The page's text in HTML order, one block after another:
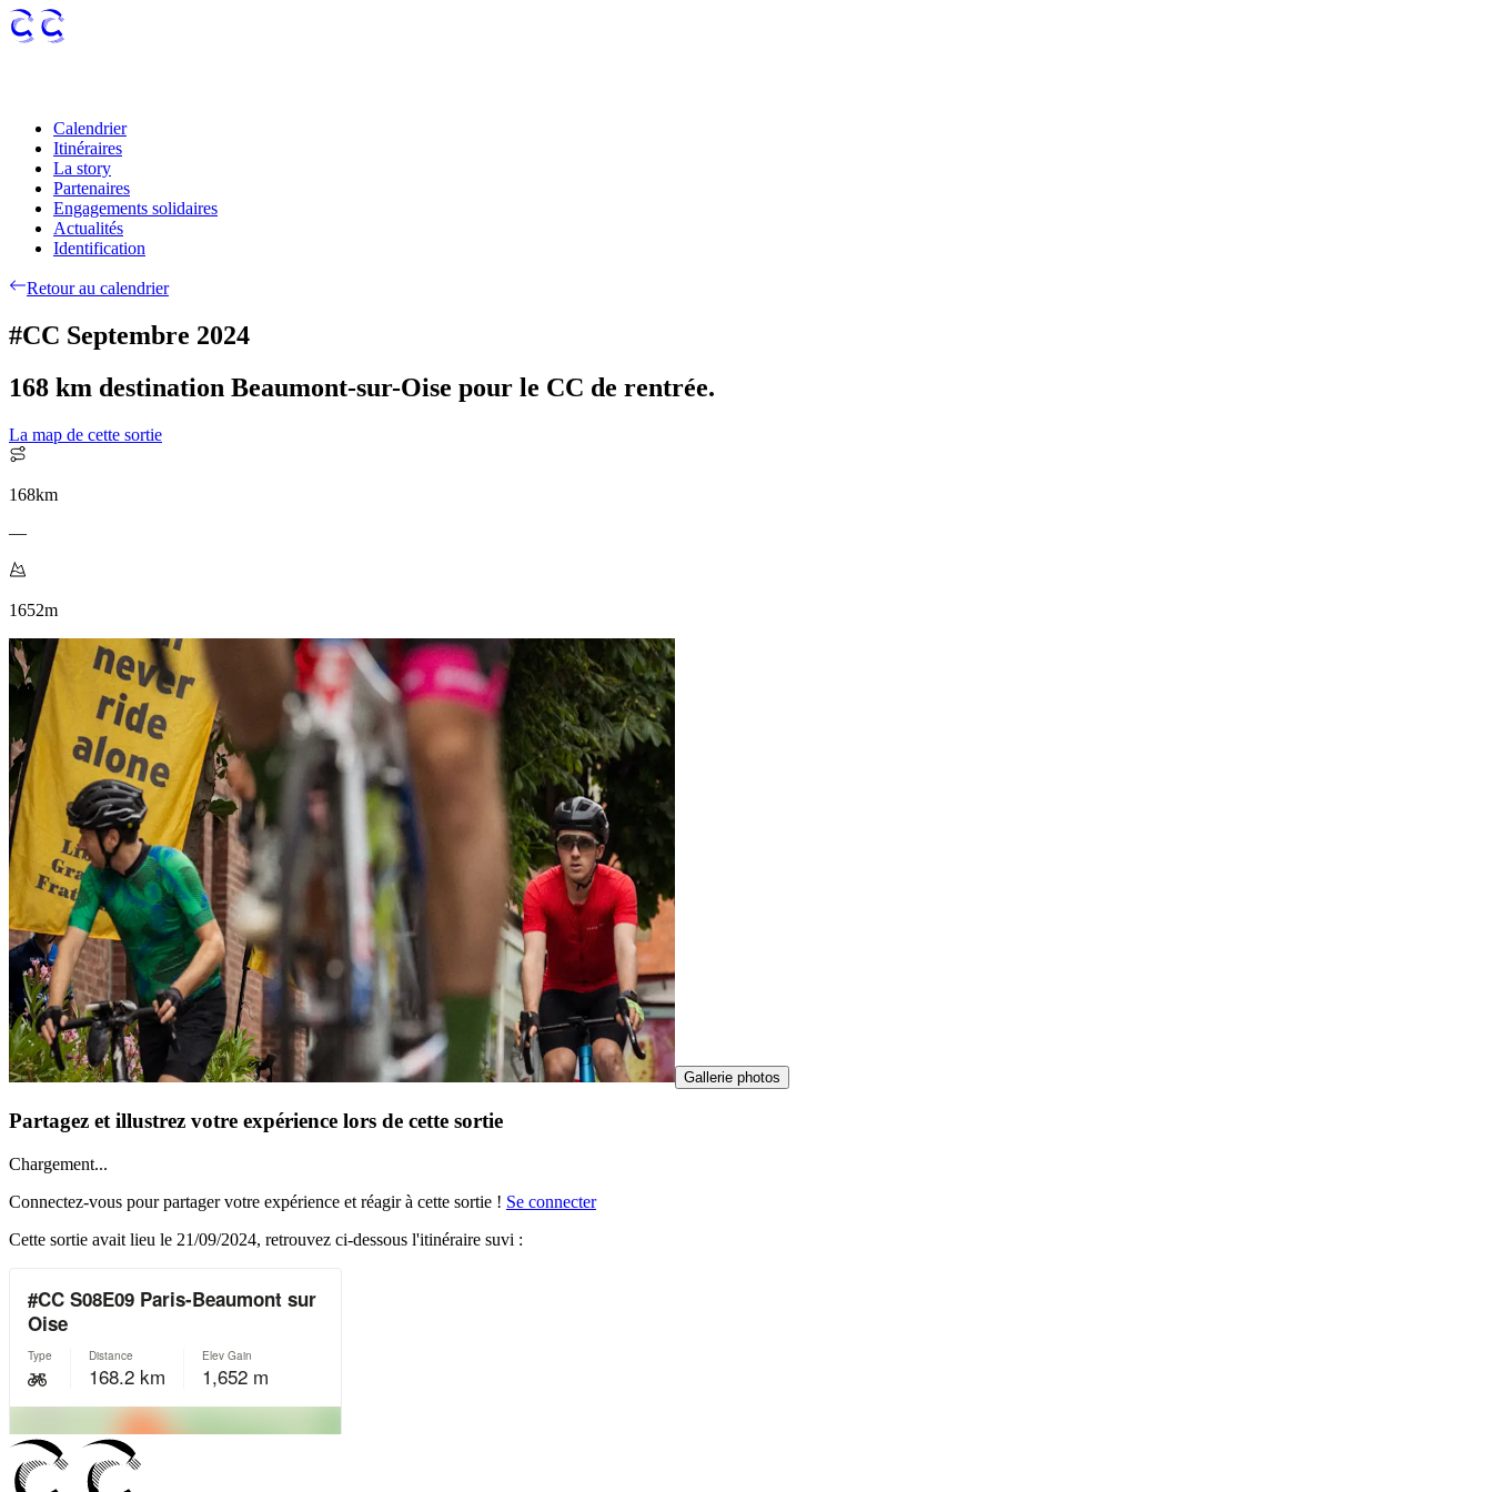
Calendrier
Itinéraires
La story
Partenaires
Engagements solidaires
Actualités
Identification
Retour au calendrier
#CC Septembre 2024
168 km destination Beaumont-sur-Oise pour le CC de rentrée.
La map de cette sortie
168km
—
1652m
Gallerie photos
Partagez et illustrez votre expérience lors de cette sortie
Chargement...
Connectez-vous pour partager votre expérience et réagir à cette sortie ! Se connecter
Cette sortie avait lieu le 21/09/2024, retrouvez ci-dessous l'itinéraire suvi :